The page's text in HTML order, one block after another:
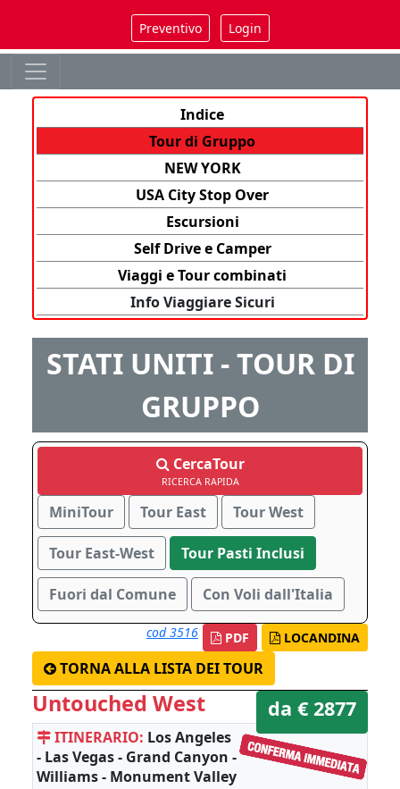
Preventivo Login
Indice
Tour di Gruppo
NEW YORK
USA City Stop Over
Escursioni
Self Drive e Camper
Viaggi e Tour combinati
Info Viaggiare Sicuri
STATI UNITI - TOUR DI
GRUPPO
CercaTour
RICERCA RAPIDA
MiniTour Tour East Tour West
Tour East-West Tour Pasti Inclusi
Fuori dal Comune Con Voli dall'Italia
LOCANDINA
PDF
cod 3516
TORNA ALLA LISTA DEI TOUR
da € 2877
Untouched West
ITINERARIO: Los Angeles
- Las Vegas - Grand Canyon -
Williams - Monument Valley